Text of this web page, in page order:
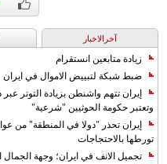
آخرالاخبار
زيادة متابعين انستقرام
ضبط شبكة لتبييض الاموال في ايران
إيران تتهم واشنطن بزيادة التوتر
وتعتبر حكومة الحوثيين "شرعية"
إيران تحذر "دولا في المنطقة" من
تورطها بالاحتجاجات
تجميل الانف في ايران؛ وجهة الجمال